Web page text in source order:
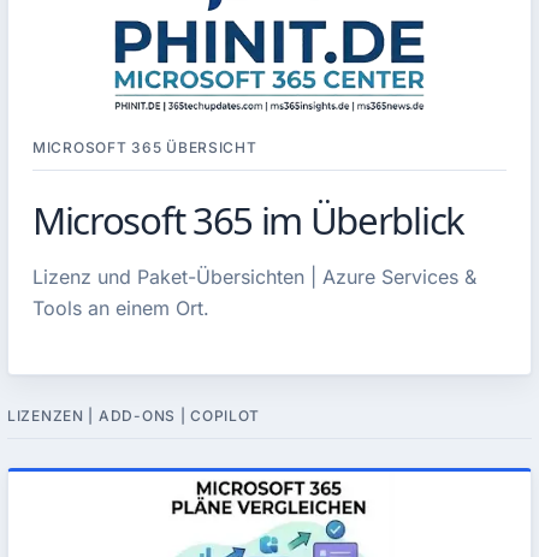
MICROSOFT 365 ÜBERSICHT
Microsoft 365 im Überblick
Lizenz und Paket-Übersichten | Azure Services &
Tools an einem Ort.
LIZENZEN | ADD-ONS | COPILOT